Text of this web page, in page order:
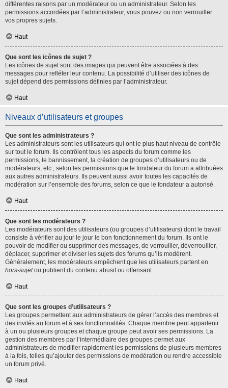
différentes raisons par un modérateur ou un administrateur. Selon les
permissions accordées par l’administrateur, vous pouvez ou non verrouiller
vos propres sujets.
Haut
Que sont les icônes de sujet ?
Les icônes de sujet sont des images qui peuvent être associées à des
messages pour refléter leur contenu. La possibilité d’utiliser des icônes de
sujet dépend des permissions définies par l’administrateur.
Haut
Niveaux d’utilisateurs et groupes
Que sont les administrateurs ?
Les administrateurs sont les utilisateurs qui ont le plus haut niveau de contrôle
sur tout le forum. Ils contrôlent tous les aspects du forum comme les
permissions, le bannissement, la création de groupes d’utilisateurs ou de
modérateurs, etc., selon les permissions que le fondateur du forum a attribuées
aux autres administrateurs. Ils peuvent aussi avoir toutes les capacités de
modération sur l’ensemble des forums, selon ce que le fondateur a autorisé.
Haut
Que sont les modérateurs ?
Les modérateurs sont des utilisateurs (ou groupes d’utilisateurs) dont le travail
consiste à vérifier au jour le jour le bon fonctionnement du forum. Ils ont le
pouvoir de modifier ou supprimer des messages, de verrouiller, déverrouiller,
déplacer, supprimer et diviser les sujets des forums qu’ils modèrent.
Généralement, les modérateurs empêchent que les utilisateurs partent en
hors-sujetou publient du contenu abusif ou offensant.
Haut
Que sont les groupes d’utilisateurs ?
Les groupes permettent aux administrateurs de gérer l’accès des membres et
des invités au forum et à ses fonctionnalités. Chaque membre peut appartenir
à un ou plusieurs groupes et chaque groupe peut avoir ses permissions. La
gestion des membres par l’intermédiaire des groupes permet aux
administrateurs de modifier rapidement les permissions de plusieurs membres
à la fois, telles qu’ajouter des permissions de modération ou rendre accessible
un forum privé.
Haut